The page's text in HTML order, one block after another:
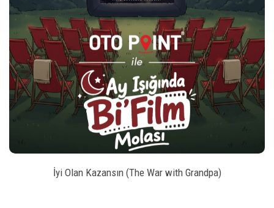
style BILET SATIN AL
İyi Olan Kazansın (The War with Grandpa)